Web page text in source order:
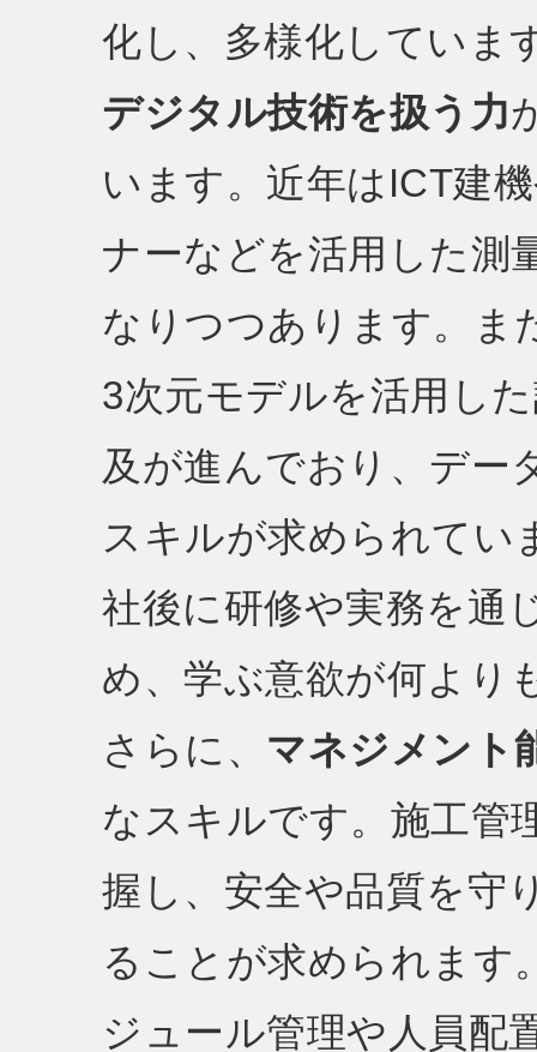
化し、多様化していま
デジタル技術を扱う力
います。近年はICT建
ナーなどを活用した測
なりつつあります。ま
3次元モデルを活用し
及が進んでおり、デー
スキルが求められてい
社後に研修や実務を通
め、学ぶ意欲が何より
さらに、 マネジメント
なスキルです。施工管
握し、安全や品質を守
ることが求められます
ジュール管理や人員配